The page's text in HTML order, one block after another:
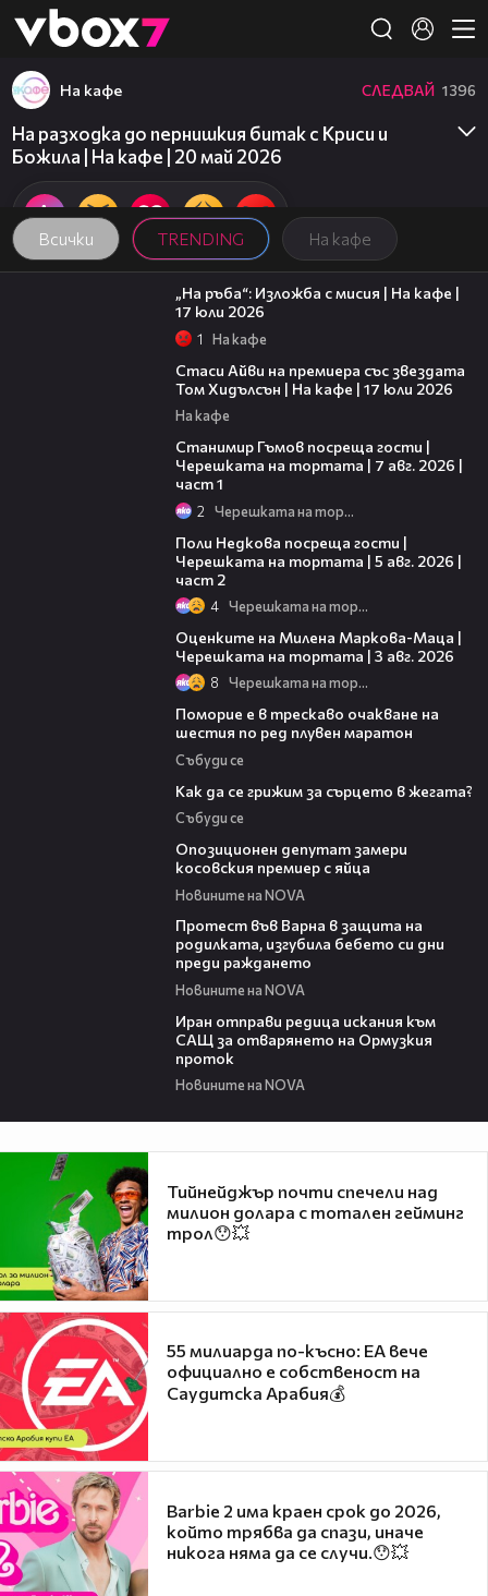
👾
Всички TRENDING На кафе
На кафе СЛЕДВАЙ 1396
На разходка до пернишкия битак с Криси и
Божила | На кафе | 20 май 2026
09:09
„На ръба“: Изложба с мисия | На кафе |
17 юли 2026
1 На кафе
Стаси Айви на премиера със звездата
Том Хидълсън | На кафе | 17 юли 2026
На кафе
Станимир Гъмов посреща гости |
Черешката на тортата | 7 авг. 2026 |
част 1
2 Черешката на тортата
Поли Недкова посреща гости |
Черешката на тортата | 5 авг. 2026 |
част 2
4 Черешката на тортата
Оценките на Милена Маркова-Маца |
Черешката на тортата | 3 авг. 2026
8 Черешката на тортата
Поморие е в трескаво очакване на
шестия по ред плувен маратон
Събуди се
Как да се грижим за сърцето в жегата?
Събуди се
Опозиционен депутат замери
косовския премиер с яйца
Новините на NOVA
Протест във Варна в защита на
родилката, изгубила бебето си дни
преди раждането
Новините на NOVA
Иран отправи редица искания към
САЩ за отварянето на Ормузкия
проток
Новините на NOVA
Тийнейджър почти спечели над
милион долара с тотален гейминг
трол😯💥
55 милиарда по-късно: EA вече
официално е собственост на
Саудитска Арабия💰
Barbie 2 има краен срок до 2026,
който трябва да спази, иначе
никога няма да се случи.😯💥